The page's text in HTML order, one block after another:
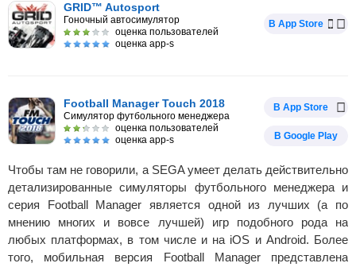
GRID™ Autosport
Гоночный автосимулятор
оценка пользователей
оценка app-s
В App Store
Football Manager Touch 2018
Симулятор футбольного менеджера
оценка пользователей
оценка app-s
В App Store
В Google Play
Чтобы там не говорили, а SEGA умеет делать действительно
детализированные симуляторы футбольного менеджера и
серия Football Manager является одной из лучших (а по
мнению многих и вовсе лучшей) игр подобного рода на
любых платформах, в том числе и на iOS и Android. Более
того, мобильная версия Football Manager представлена